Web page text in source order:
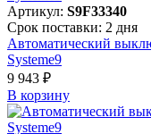
Артикул: S9F33340
Срок поставки: 2 дня
Автоматический
Systeme9
9 943 ₽
В корзинy